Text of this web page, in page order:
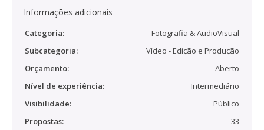
Informações adicionais
Categoria:
Fotografia & AudioVisual
Subcategoria:
Vídeo - Edição e Produção
Orçamento:
Aberto
Nível de experiência:
Intermediário
Visibilidade:
Público
Propostas:
33